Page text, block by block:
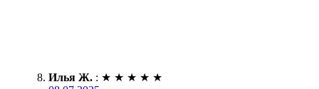
Илья Ж. : ★ ★ ★ ★ ★